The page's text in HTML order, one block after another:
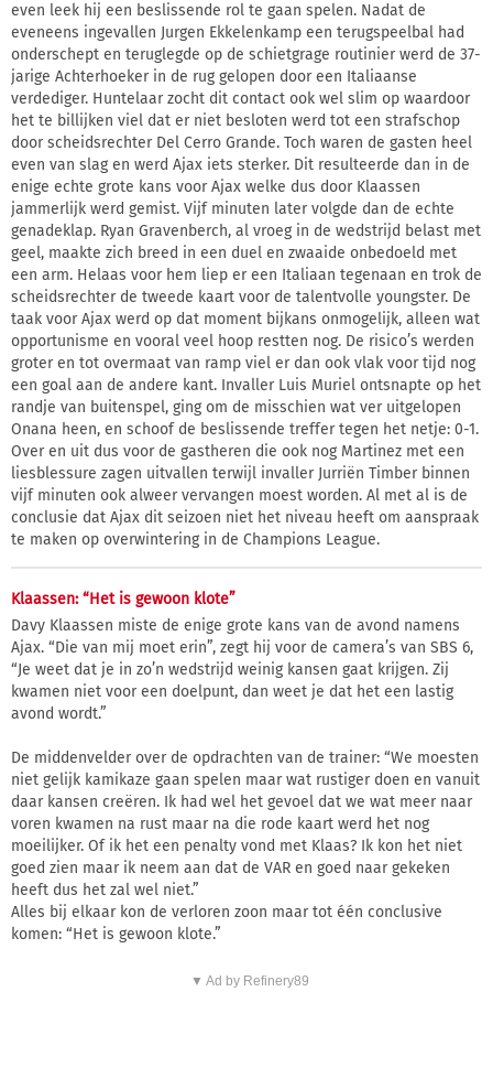
even leek hij een beslissende rol te gaan spelen. Nadat de
eveneens ingevallen Jurgen Ekkelenkamp een terugspeelbal had
onderschept en teruglegde op de schietgrage routinier werd de 37-
jarige Achterhoeker in de rug gelopen door een Italiaanse
verdediger. Huntelaar zocht dit contact ook wel slim op waardoor
het te billijken viel dat er niet besloten werd tot een strafschop
door scheidsrechter Del Cerro Grande. Toch waren de gasten heel
even van slag en werd Ajax iets sterker. Dit resulteerde dan in de
enige echte grote kans voor Ajax welke dus door Klaassen
jammerlijk werd gemist. Vijf minuten later volgde dan de echte
genadeklap. Ryan Gravenberch, al vroeg in de wedstrijd belast met
geel, maakte zich breed in een duel en zwaaide onbedoeld met
een arm. Helaas voor hem liep er een Italiaan tegenaan en trok de
scheidsrechter de tweede kaart voor de talentvolle youngster. De
taak voor Ajax werd op dat moment bijkans onmogelijk, alleen wat
opportunisme en vooral veel hoop restten nog. De risico’s werden
groter en tot overmaat van ramp viel er dan ook vlak voor tijd nog
een goal aan de andere kant. Invaller Luis Muriel ontsnapte op het
randje van buitenspel, ging om de misschien wat ver uitgelopen
Onana heen, en schoof de beslissende treffer tegen het netje: 0-1.
Over en uit dus voor de gastheren die ook nog Martinez met een
liesblessure zagen uitvallen terwijl invaller Jurriën Timber binnen
vijf minuten ook alweer vervangen moest worden. Al met al is de
conclusie dat Ajax dit seizoen niet het niveau heeft om aanspraak
te maken op overwintering in de Champions League.
Klaassen: “Het is gewoon klote”
Davy Klaassen miste de enige grote kans van de avond namens
Ajax. “Die van mij moet erin”, zegt hij voor de camera’s van SBS 6,
“Je weet dat je in zo’n wedstrijd weinig kansen gaat krijgen. Zij
kwamen niet voor een doelpunt, dan weet je dat het een lastig
avond wordt.”
De middenvelder over de opdrachten van de trainer: “We moesten
niet gelijk kamikaze gaan spelen maar wat rustiger doen en vanuit
daar kansen creëren. Ik had wel het gevoel dat we wat meer naar
voren kwamen na rust maar na die rode kaart werd het nog
moeilijker. Of ik het een penalty vond met Klaas? Ik kon het niet
goed zien maar ik neem aan dat de VAR en goed naar gekeken
heeft dus het zal wel niet.”
Alles bij elkaar kon de verloren zoon maar tot één conclusive
komen: “Het is gewoon klote.”
▼ Ad by Refinery89